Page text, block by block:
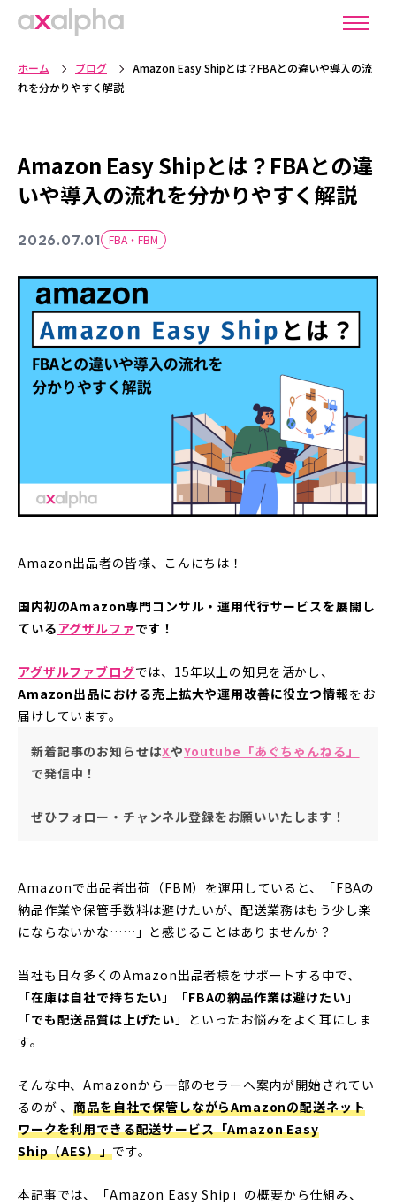
ホーム ブログ
Amazon Easy Shipとは？FBAとの違いや導入の流
れを分かりやすく解説
Amazon Easy Shipとは？FBAとの違
いや導入の流れを分かりやすく解説
2026.07.01 FBA・FBM
Amazon出品者の皆様、こんにちは！
国内初のAmazon専門コンサル・運用代行サービスを展開し
ているアグザルファです！
アグザルファブログでは、15年以上の知見を活かし、
Amazon出品における売上拡大や運用改善に役立つ情報をお
届けしています。
新着記事のお知らせはXやYoutube「あぐちゃんねる」
で発信中！
ぜひフォロー・チャンネル登録をお願いいたします！
Amazonで出品者出荷（FBM）を運用していると、「FBAの
納品作業や保管手数料は避けたいが、配送業務はもう少し楽
にならないかな……」と感じることはありませんか？
当社も日々多くのAmazon出品者様をサポートする中で、
「在庫は自社で持ちたい 」「FBAの納品作業は避けたい 」
「でも配送品質は上げたい 」といったお悩みをよく耳にしま
す。
そんな中、Amazonから一部のセラーへ案内が開始されてい
るのが 、商品を自社で保管しながらAmazonの配送ネット
ワークを利用できる配送サービス「Amazon Easy
Ship（AES）」です。
本記事では、「Amazon Easy Ship」の概要から仕組み、